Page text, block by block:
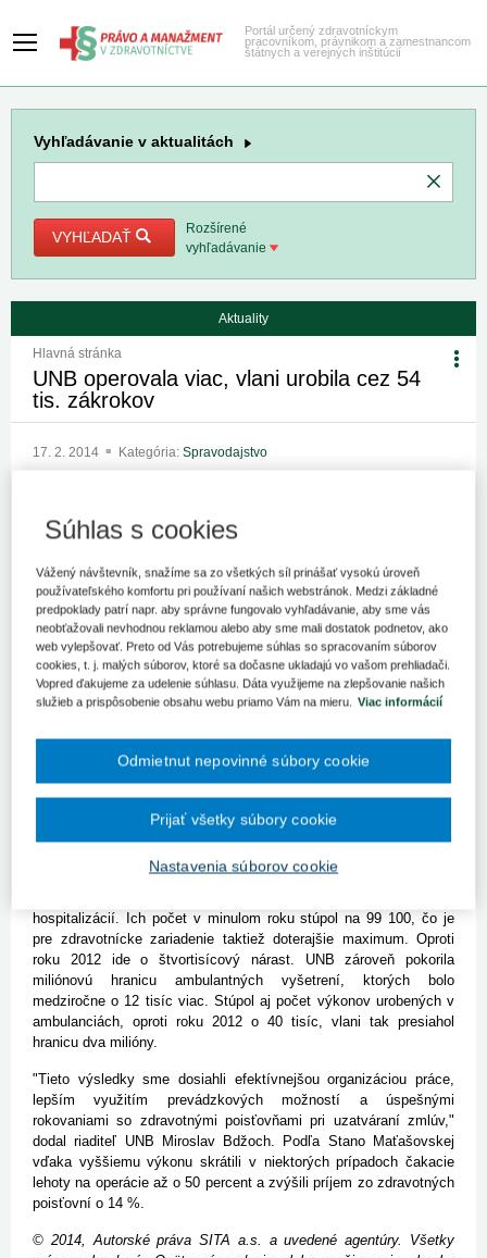
Portál určený zdravotníckym
pracovníkom, právnikom a zamestnancom
štátnych a verejných inštitúcií
Vyhľadávanie v aktualitách
VYHĽADAŤ
Rozšírené
vyhľadávanie
Aktuality
Hlavná stránka
UNB operovala viac, vlani urobila cez 54
tis. zákrokov
17. 2. 2014 Kategória: Spravodajstvo
Nemocnica hovorí o najlepšom hospodárskom výsledku za
BRATISLAVA 17. februára (SITA) - Univerzitná nemocnica
Bratislava (UNB) nasadila uplynulý rok vyššie tempo, počty
operovaných pacientov dosiahli doterajšie maximá. Historicky
najvyššie čísla eviduje i pri hospitalizáciách a ambulantných
vyšetreniach. Pre UNB to znamenalo aj viac financií od
zdravotných poisťovní, čo ako podotýka jej hovorkyňa Petra Stano
nemocnice. Ten má byť podľa zdravotníckeho zariadenia
najlepším za posledné štyri roky. UNB konštatuje, že sa jej
Definitívne bude hospodársky výsledok podľa Stano Maťašovskej
zverejnený po uzavretí finančného roka, vrátane podpisu dohôd a
vysporiadaní záväzkov.
V najväčšej slovenskej nemocnici urobili vlani viac ako 54 tisíc
hospitalizácií. Ich počet v minulom roku stúpol na 99 100, čo je
pre zdravotnícke zariadenie taktiež doterajšie maximum. Oproti
roku 2012 ide o štvortisícový nárast. UNB zároveň pokorila
miliónovú hranicu ambulantných vyšetrení, ktorých bolo
medziročne o 12 tisíc viac. Stúpol aj počet výkonov urobených v
ambulanciách, oproti roku 2012 o 40 tisíc, vlani tak presiahol
hranicu dva milióny.
"Tieto výsledky sme dosiahli efektívnejšou organizáciou práce,
lepším využitím prevádzkových možností a úspešnými
rokovaniami so zdravotnými poisťovňami pri uzatváraní zmlúv,"
dodal riaditeľ UNB Miroslav Bdžoch. Podľa Stano Maťašovskej
vďaka vyššiemu výkonu skrátili v niektorých prípadoch čakacie
lehoty na operácie až o 50 percent a zvýšili príjem zo zdravotných
poisťovní o 14 %.
© 2014, Autorské práva SITA a.s. a uvedené agentúry. Všetky
Súhlas s cookies
Vážený návštevník, snažíme sa zo všetkých síl prinášať vysokú úroveň
používateľského komfortu pri používaní našich webstránok. Medzi základné
predpoklady patrí napr. aby správne fungovalo vyhľadávanie, aby sme vás
neobťažovali nevhodnou reklamou alebo aby sme mali dostatok podnetov, ako
web vylepšovať. Preto od Vás potrebujeme súhlas so spracovaním súborov
cookies, t. j. malých súborov, ktoré sa dočasne ukladajú vo vašom prehliadači.
Vopred ďakujeme za udelenie súhlasu. Dáta využijeme na zlepšovanie našich
služieb a prispôsobenie obsahu webu priamo Vám na mieru. Viac informácií
Nastavenia súborov cookie
Odmietnut nepovinné súbory cookie
Prijať všetky súbory cookie